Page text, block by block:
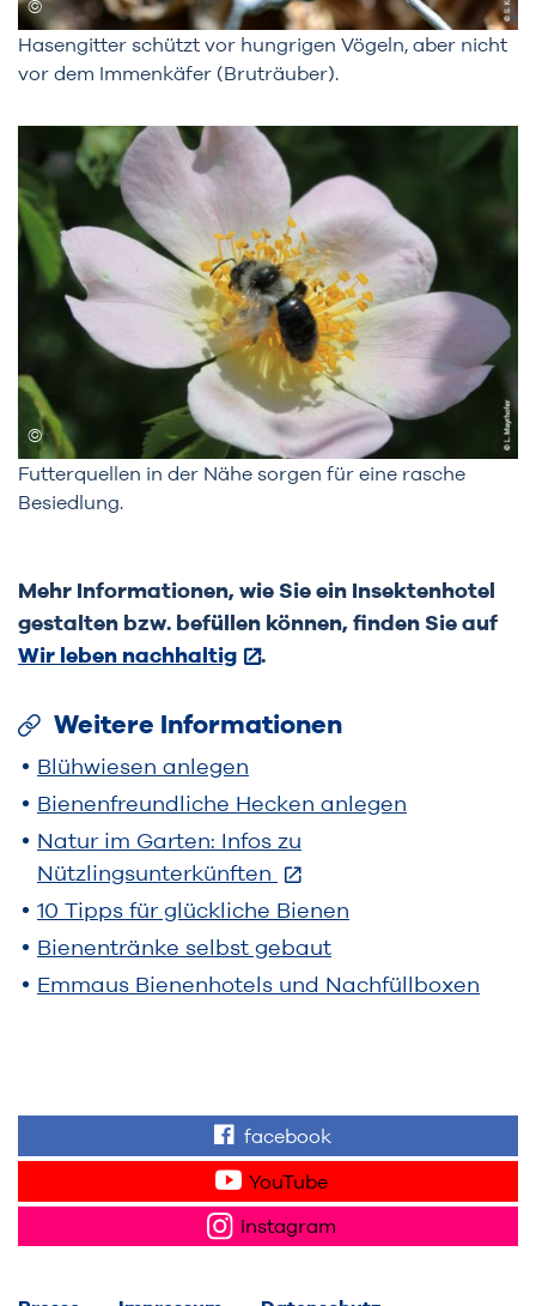
Hasengitter schützt vor hungrigen Vögeln, aber nicht
vor dem Immenkäfer (Bruträuber).
Futterquellen in der Nähe sorgen für eine rasche
Besiedlung.
Mehr Informationen, wie Sie ein Insektenhotel
gestalten bzw. befüllen können, finden Sie auf
Wir leben nachhaltig
.
Weitere Informationen
Blühwiesen anlegen
Bienenfreundliche Hecken anlegen
Natur im Garten: Infos zu
Nützlingsunterkünften
10 Tipps für glückliche Bienen
Bienentränke selbst gebaut
Emmaus Bienenhotels und Nachfüllboxen
Finden Sie "Wir für
facebook
Sehen Sie Videos
YouTube
Folgen Sie uns auf
Instagram